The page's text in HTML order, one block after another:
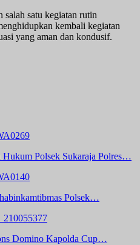
salah satu kegiatan rutin
kembali kegiatan
yang aman dan kondusif.
Hukum Polsek Sukaraja Polres…
Polsek…
Domino Kapolda Cup…